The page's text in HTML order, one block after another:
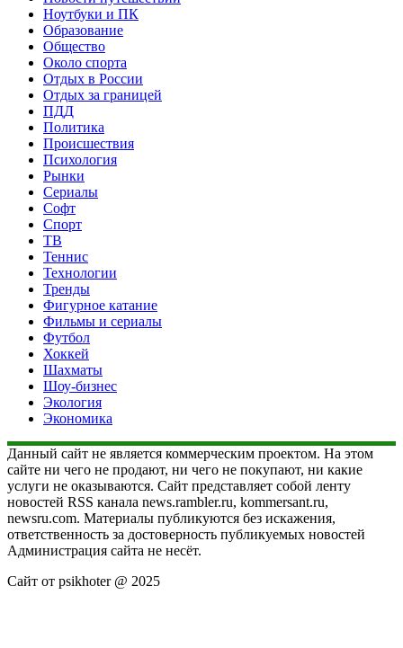
Ноутбуки и ПК
Образование
Общество
Около спорта
Отдых в России
Отдых за границей
ПДД
Политика
Происшествия
Психология
Рынки
Сериалы
Софт
Спорт
ТВ
Теннис
Технологии
Тренды
Фигурное катание
Фильмы и сериалы
Футбол
Хоккей
Шахматы
Шоу-бизнес
Экология
Экономика
Данный сайт не является коммерческим проектом. На этом
сайте ни чего не продают, ни чего не покупают, ни какие
услуги не оказываются. Сайт представляет собой ленту
новостей RSS канала news.rambler.ru, kommersant.ru,
newsru.com. Материалы публикуются без искажения,
ответственность за достоверность публикуемых новостей
Администрация сайта не несёт.
Сайт от psikhoter @ 2025